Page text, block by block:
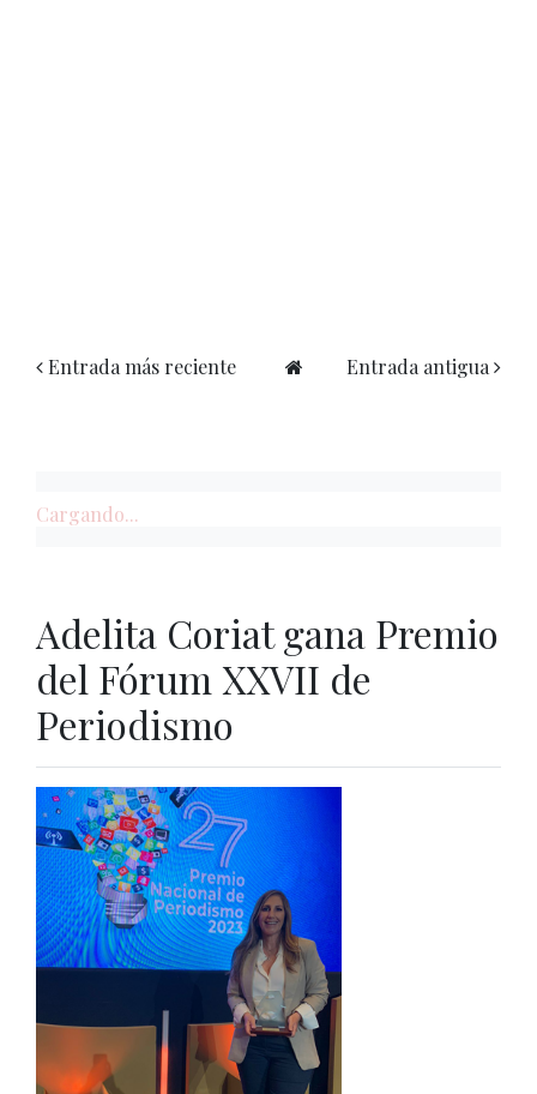
Entrada más reciente Entrada antigua
Cargando...
Adelita Coriat gana Premio
del Fórum XXVII de
Periodismo